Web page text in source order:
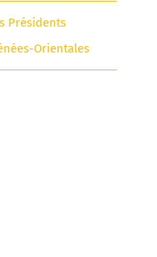
Présidents
Orientales